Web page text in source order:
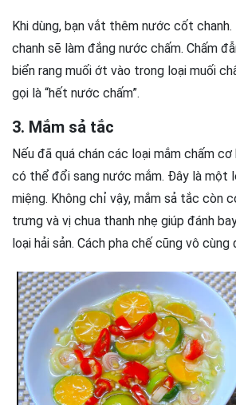
Khi dùng, bạn vắt thêm nước cốt
chanh sẽ làm đắng nước chấm. Chấm
biển rang muối ớt vào trong loại muối
gọi là “hết nước chấm”.
3. Mắm sả tắc
Nếu đã quá chán các loại mắm chấm cơ
có thể đổi sang nước mắm. Đây là một
miệng. Không chỉ vậy, mắm sả tắc còn
trưng và vị chua thanh nhẹ giúp đánh
loại hải sản. Cách pha chế cũng vô cùng